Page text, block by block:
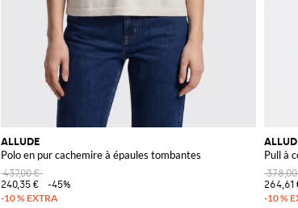
ALLUDE
Polo en pur cachemire à épaules tombantes
437,00 €
240,35 €
-45%
Pull à
264,61